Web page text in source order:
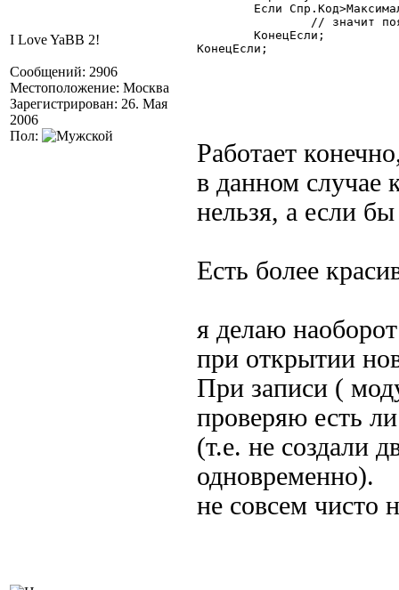
I Love YaBB 2!
Сообщений: 2906
Местоположение: Москва
Зарегистрирован: 26. Мая
2006
Пол:
КонецЕсли;
Работает
в данном случае
нельзя, а если
Есть более
я делаю наоборот
при открытии
При записи (
проверяю есть
(т.е. не создали
одновременно).
не совсем чисто